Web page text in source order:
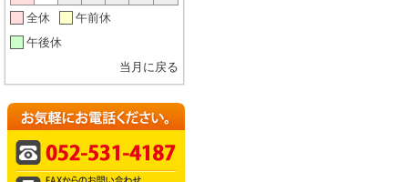
全休
午前休
午後休
当月に戻る